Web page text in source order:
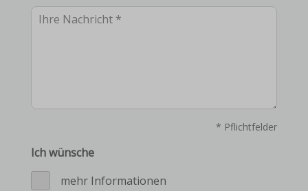
* Pflichtfelder
Ich wünsche
mehr Informationen